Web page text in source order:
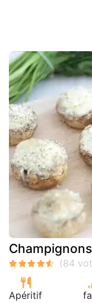
Apéritif